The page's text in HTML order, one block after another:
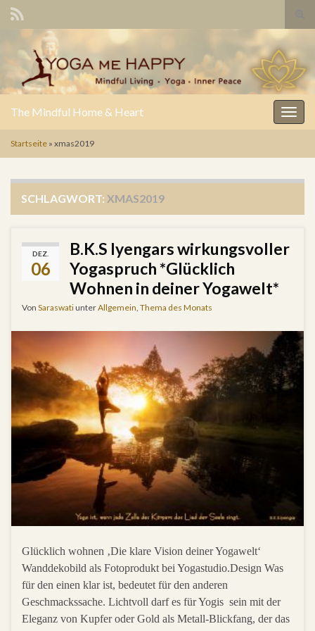
Search for:
The Mindful Home & Heart
Startseite » xmas2019
SCHLAGWORT: XMAS2019
DEZ.
06
B.K.S Iyengars wirkungsvoller
Yogaspruch *Glücklich
Wohnen in deiner Yogawelt*
Von SaraswatiunterAllgemein Thema des Monats
Glücklich wohnen ‚Die klare Vision deiner Yogawelt‘
Wanddekobild als Fotoprodukt bei Yogastudio.Design Was
für den einen klar ist, bedeutet für den anderen
Geschmackssache. Lichtvoll darf es für Yogis sein mit der
Eleganz von Kupfer oder Gold als Metall-Blickfang, der das